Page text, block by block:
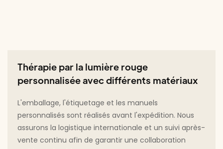
Thérapie par la lumière rouge
personnalisée avec différents matériaux
L'emballage, l'étiquetage et les manuels
personnalisés sont réalisés avant l'expédition. Nous
assurons la logistique internationale et un suivi après-
vente continu afin de garantir une collaboration